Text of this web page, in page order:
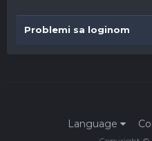
Problemi sa loginom
Language